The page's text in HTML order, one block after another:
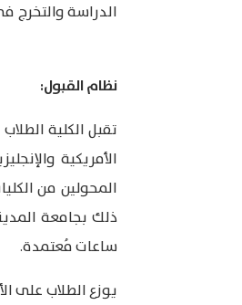
الدراسة
نظام القبول:
تقبل الكلية
الأمريكية
المحولين من
ذلك بجامعة
ساعات مُعتمدة.
يوزع الطلاب على